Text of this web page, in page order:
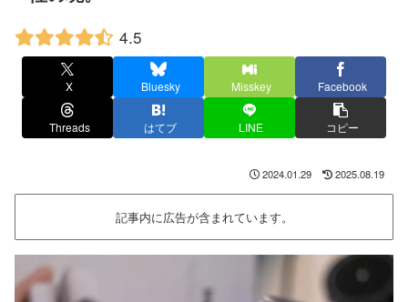
4.5
X Bluesky Misskey Facebook
Threads はてブ LINE コピー
2024.01.29 2025.08.19
記事内に広告が含まれています。